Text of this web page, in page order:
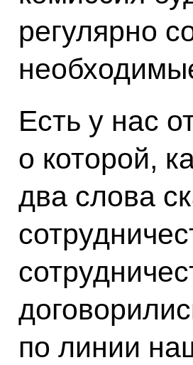
регулярно
Есть у нас
о которой,
два слова
по линии